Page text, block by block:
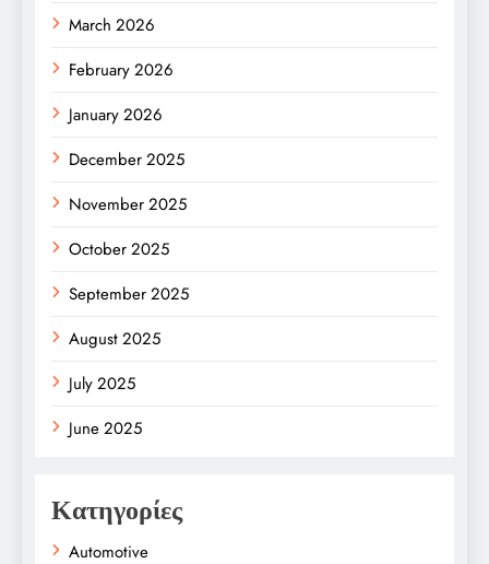
March 2026
February 2026
January 2026
December 2025
November 2025
October 2025
September 2025
August 2025
July 2025
June 2025
Κατηγορίες
Automotive